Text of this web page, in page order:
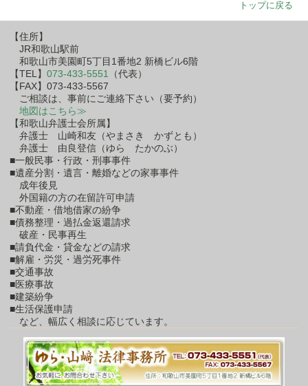
トップに戻る
【住所】
JR和歌山駅前
和歌山市美園町5丁目1番地2 新橋ビル6階
【TEL】 073-433-5551 （代表）
【FAX】073-433-5567
ご相談は、事前にご連絡下さい（要予約）
地図はこちら≫
【和歌山弁護士会所属】
弁護士 山崎和友（やまさき かずとも）
弁護士 由良登信（ゆら たかのぶ）
■一般民事・行政・刑事事件
■遺産分割・遺言・離婚などの家事事件
成年後見
外国籍の方の在留許可申請
■不動産・借地借家の紛争
■債務整理・過払金返還請求
破産・民事再生
■請負代金・貸金などの請求
■解雇・労災・過労死事件
■交通事故
■医療事故
■建築紛争
■生活保護申請
など、幅広く相談に応じています。